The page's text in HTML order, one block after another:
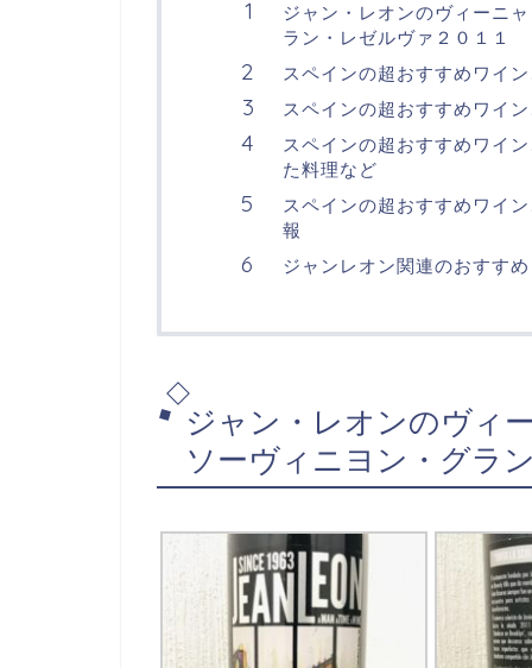
ジャン・レオンのヴィーニ
ラン・レゼルヴァ２０１１
スペインの超おすすめワイ
スペインの超おすすめワイ
スペインの超おすすめワイ
た料理など
スペインの超おすすめワイ
報
ジャンレオン関連のおすす
ジャン・レオンのヴィ
ソーヴィニヨン・グラ